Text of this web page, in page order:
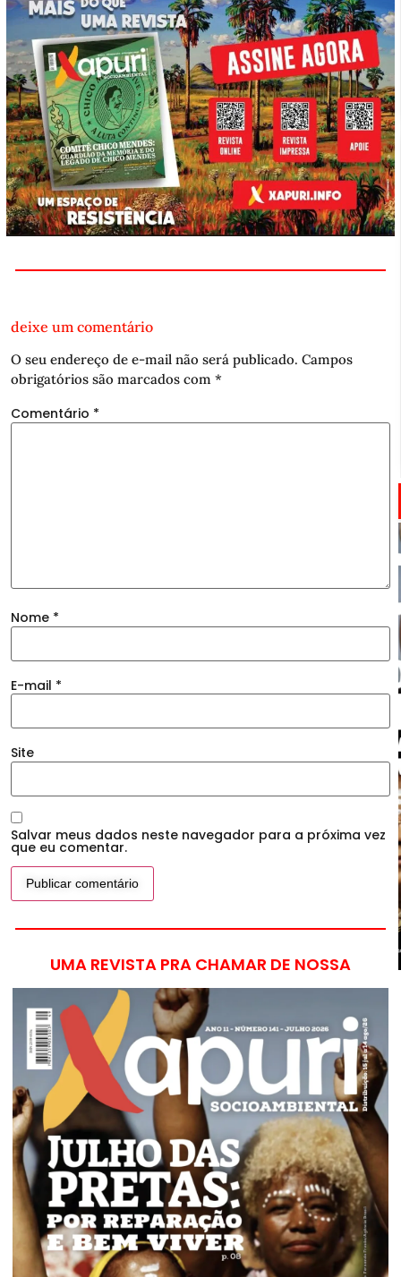
deixe um comentário
O seu endereço de e-mail não será publicado. Campos
obrigatórios são marcados com *
Comentário *
Nome *
E-mail *
Site
Salvar meus dados neste navegador para a próxima vez
que eu comentar.
UMA REVISTA PRA CHAMAR DE NOSSA